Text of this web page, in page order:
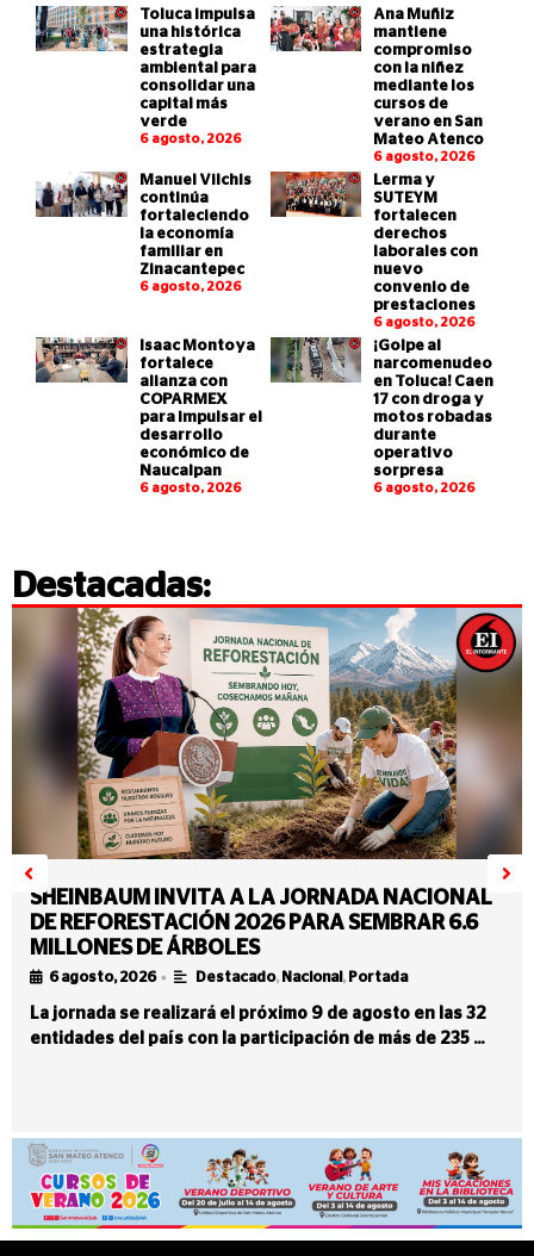
Toluca impulsa
una histórica
estrategia
ambiental para
consolidar una
capital más
verde
6 agosto, 2026
Ana Muñiz
mantiene
compromiso
con la niñez
mediante los
cursos de
verano en San
Mateo Atenco
6 agosto, 2026
Manuel Vilchis
continúa
fortaleciendo
la economía
familiar en
Zinacantepec
6 agosto, 2026
Lerma y
SUTEYM
fortalecen
derechos
laborales con
nuevo
convenio de
prestaciones
6 agosto, 2026
Isaac Montoya
fortalece
alianza con
COPARMEX
para impulsar el
desarrollo
económico de
Naucalpan
6 agosto, 2026
¡Golpe al
narcomenudeo
en Toluca! Caen
17 con droga y
motos robadas
durante
operativo
sorpresa
6 agosto, 2026
Destacadas:
SHEINBAUM INVITA A LA JORNADA NACIONAL
DE REFORESTACIÓN 2026 PARA SEMBRAR 6.6
MILLONES DE ÁRBOLES
6 agosto, 2026 • Destacado, Nacional , Portada
La jornada se realizará el próximo 9 de agosto en las 32
entidades del país con la participación de más de 235 …